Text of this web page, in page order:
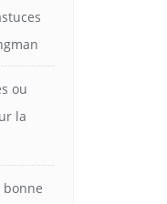
ou
la